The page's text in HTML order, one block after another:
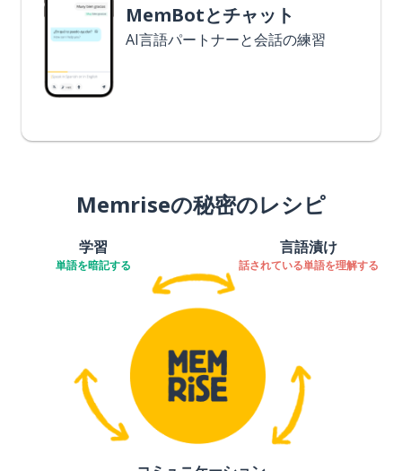
MemBotとチャット
AI言語パートナーと会話の練習
Memriseの秘密のレシピ
学習
単語を暗記する
言語漬け
話されている単語を理解する